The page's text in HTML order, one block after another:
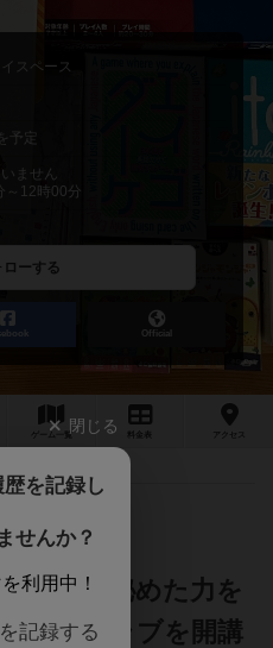
スペース
を予定
ません
～12時00分
ローする
Official
ゲーム 一覧 料金 アクセス
ームの秘めた力を
ームクラブを開講
閉じる
を記録し
せんか？
利用中！
記録する